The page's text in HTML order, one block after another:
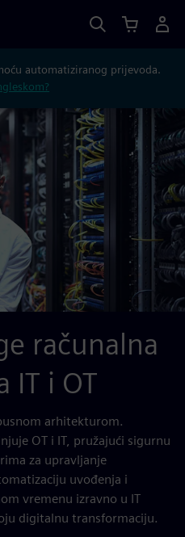
automatiziranog prijevoda.
računalna
IT i OT
arhitekturom.
OT i IT, pružajući sigurnu
za upravljanje
uvođenja i
vremenu izravno u IT
digitalnu transformaciju.